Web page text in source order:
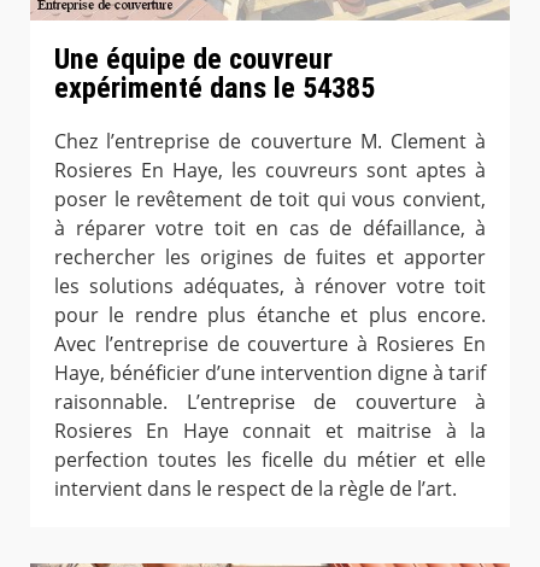
Une équipe de couvreur
expérimenté dans le 54385
Chez l’entreprise de couverture M. Clement à
Rosieres En Haye, les couvreurs sont aptes à
poser le revêtement de toit qui vous convient,
à réparer votre toit en cas de défaillance, à
rechercher les origines de fuites et apporter
les solutions adéquates, à rénover votre toit
pour le rendre plus étanche et plus encore.
Avec l’entreprise de couverture à Rosieres En
Haye, bénéficier d’une intervention digne à tarif
raisonnable. L’entreprise de couverture à
Rosieres En Haye connait et maitrise à la
perfection toutes les ficelle du métier et elle
intervient dans le respect de la règle de l’art.